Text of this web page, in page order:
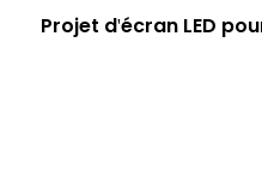
Projet d'écran LED